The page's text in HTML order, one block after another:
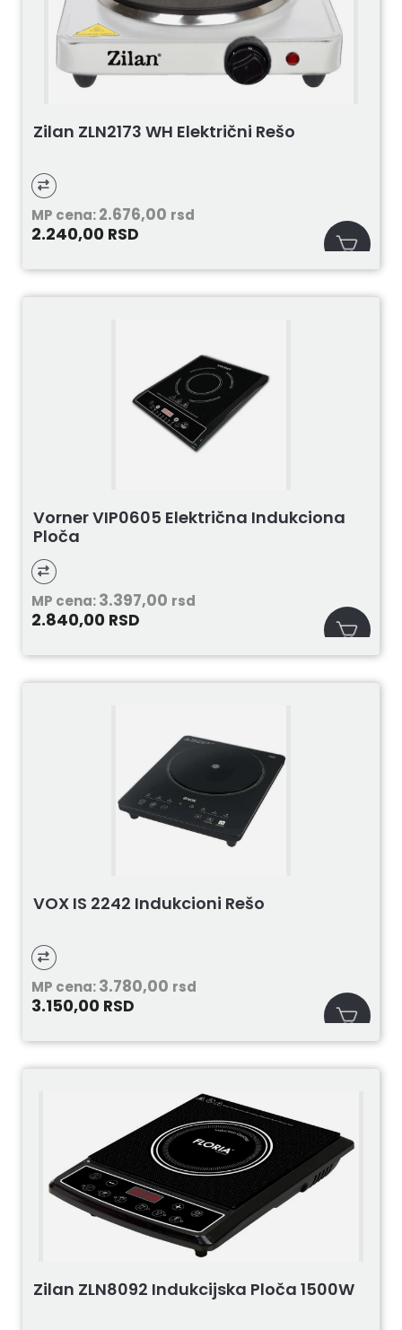
Zilan ZLN2173 WH Električni Rešo
MP cena:2.676,00 rsd
2.240,00 RSD
Vorner VIP0605 Električna Indukciona
Ploča
MP cena:3.397,00 rsd
2.840,00 RSD
VOX IS 2242 Indukcioni Rešo
MP cena:3.780,00 rsd
3.150,00 RSD
Zilan ZLN8092 Indukcijska Ploča 1500W